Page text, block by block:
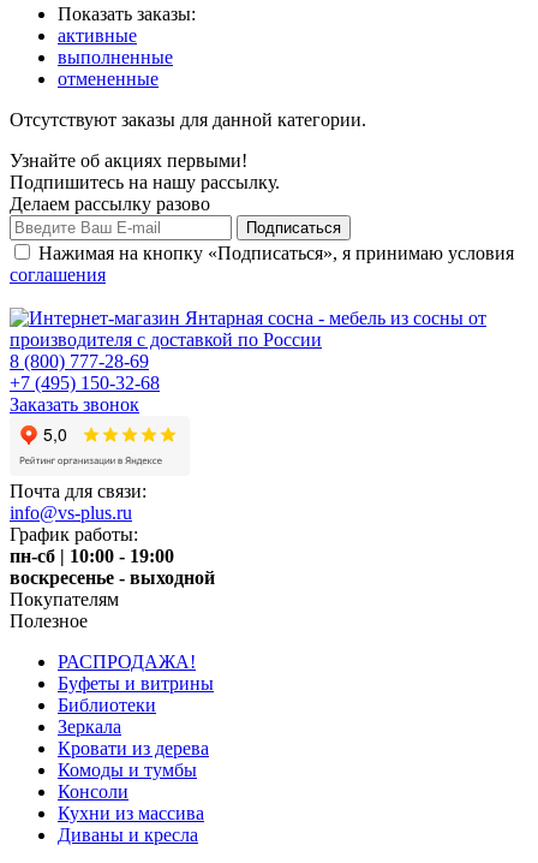
Показать заказы:
активные
выполненные
отмененные
Отсутствуют заказы для данной категории.
Узнайте об акциях первыми!
Подпишитесь на нашу рассылку.
Делаем рассылку разово
Нажимая на кнопку «Подписаться», я принимаю условия
соглашения
8 (800) 777-28-69
+7 (495) 150-32-68
Заказать звонок
Почта для связи:
info@vs-plus.ru
График работы:
пн-сб | 10:00 - 19:00
воскресенье - выходной
Покупателям
Полезное
РАСПРОДАЖА!
Буфеты и витрины
Библиотеки
Зеркала
Кровати из дерева
Комоды и тумбы
Консоли
Кухни из массива
Диваны и кресла